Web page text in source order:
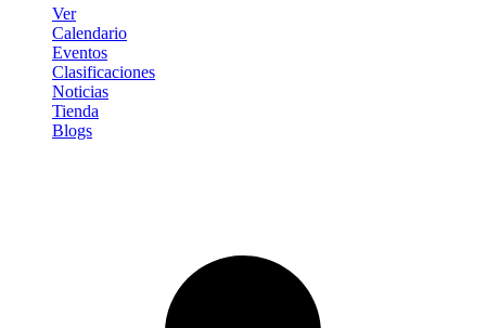
Ver
Calendario
Eventos
Clasificaciones
Noticias
Tienda
Blogs